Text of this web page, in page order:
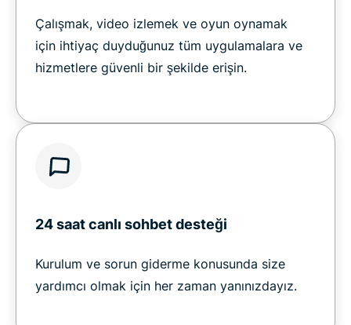
Çalışmak, video izlemek ve oyun oynamak
için ihtiyaç duyduğunuz tüm uygulamalara ve
hizmetlere güvenli bir şekilde erişin.
24 saat canlı sohbet desteği
Kurulum ve sorun giderme konusunda size
yardımcı olmak için her zaman yanınızdayız.